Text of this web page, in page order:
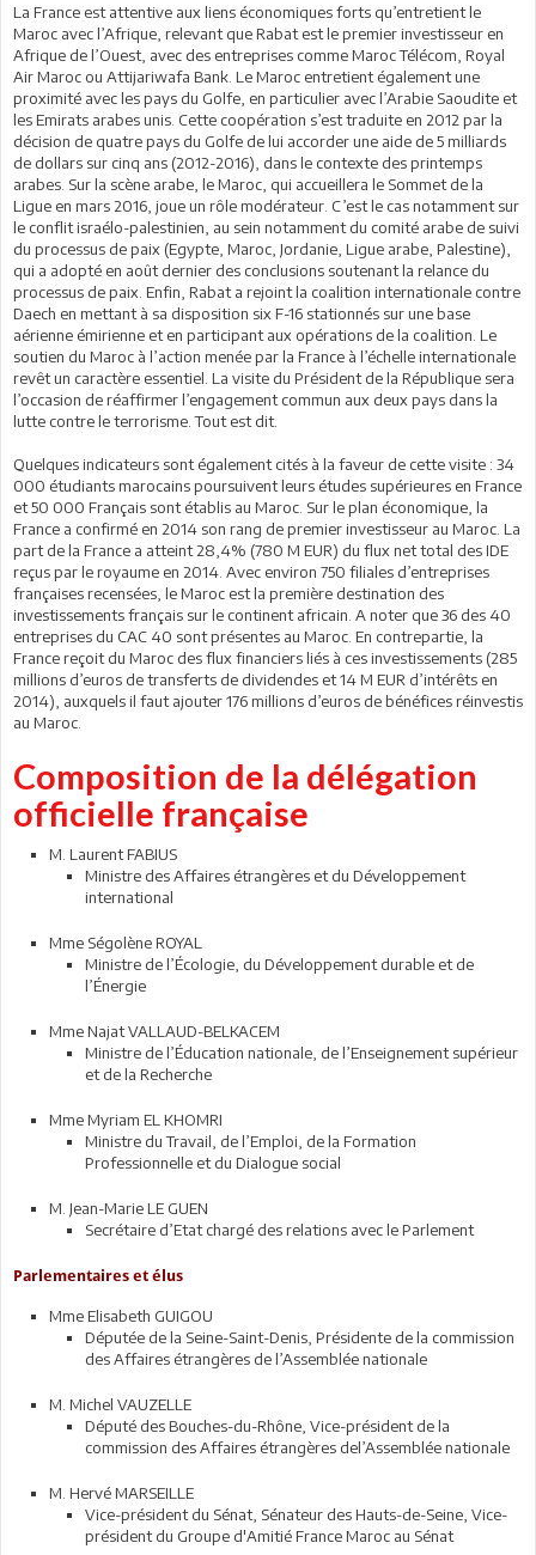
La France est attentive aux liens économiques forts qu’entretient le
Maroc avec l’Afrique, relevant que Rabat est le premier investisseur en
Afrique de l’Ouest, avec des entreprises comme Maroc Télécom, Royal
Air Maroc ou Attijariwafa Bank. Le Maroc entretient également une
proximité avec les pays du Golfe, en particulier avec l’Arabie Saoudite et
les Emirats arabes unis. Cette coopération s’est traduite en 2012 par la
décision de quatre pays du Golfe de lui accorder une aide de 5 milliards
de dollars sur cinq ans (2012-2016), dans le contexte des printemps
arabes. Sur la scène arabe, le Maroc, qui accueillera le Sommet de la
Ligue en mars 2016, joue un rôle modérateur. C’est le cas notamment sur
le conflit israélo-palestinien, au sein notamment du comité arabe de suivi
du processus de paix (Egypte, Maroc, Jordanie, Ligue arabe, Palestine),
qui a adopté en août dernier des conclusions soutenant la relance du
processus de paix. Enfin, Rabat a rejoint la coalition internationale contre
Daech en mettant à sa disposition six F-16 stationnés sur une base
aérienne émirienne et en participant aux opérations de la coalition. Le
soutien du Maroc à l’action menée par la France à l’échelle internationale
revêt un caractère essentiel. La visite du Président de la République sera
l’occasion de réaffirmer l’engagement commun aux deux pays dans la
lutte contre le terrorisme. Tout est dit.
Quelques indicateurs sont également cités à la faveur de cette visite : 34
000 étudiants marocains poursuivent leurs études supérieures en France
et 50 000 Français sont établis au Maroc. Sur le plan économique, la
France a confirmé en 2014 son rang de premier investisseur au Maroc. La
part de la France a atteint 28,4% (780 M EUR) du flux net total des IDE
reçus par le royaume en 2014. Avec environ 750 filiales d’entreprises
françaises recensées, le Maroc est la première destination des
investissements français sur le continent africain. A noter que 36 des 40
entreprises du CAC 40 sont présentes au Maroc. En contrepartie, la
France reçoit du Maroc des flux financiers liés à ces investissements (285
millions d’euros de transferts de dividendes et 14 M EUR d’intérêts en
2014), auxquels il faut ajouter 176 millions d’euros de bénéfices réinvestis
au Maroc.
Composition de la délégation
officielle française
M. Laurent FABIUS
Ministre des Affaires étrangères et du Développement
international
Mme Ségolène ROYAL
Ministre de l’Écologie, du Développement durable et de
l’Énergie
Mme Najat VALLAUD-BELKACEM
Ministre de l’Éducation nationale, de l’Enseignement supérieur
et de la Recherche
Mme Myriam EL KHOMRI
Ministre du Travail, de l’Emploi, de la Formation
Professionnelle et du Dialogue social
M. Jean-Marie LE GUEN
Secrétaire d’Etat chargé des relations avec le Parlement
Parlementaires et élus
Mme Elisabeth GUIGOU
Députée de la Seine-Saint-Denis, Présidente de la commission
des Affaires étrangères de l’Assemblée nationale
M. Michel VAUZELLE
Député des Bouches-du-Rhône, Vice-président de la
commission des Affaires étrangères del’Assemblée nationale
M. Hervé MARSEILLE
Vice-président du Sénat, Sénateur des Hauts-de-Seine, Vice-
président du Groupe d'Amitié France Maroc au Sénat